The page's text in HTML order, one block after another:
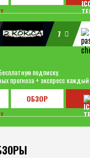
7
подписку.
прогноза + экспресс
ОБЗОР